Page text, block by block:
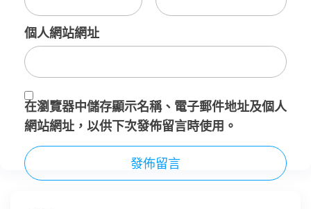
個人網站網址
在瀏覽器中儲存顯示名稱、電子郵件地址及個人
網站網址，以供下次發佈留言時使用。